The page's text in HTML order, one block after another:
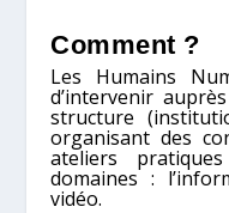
Comment ?
Les Humains
d’intervenir
structure
organisant des
ateliers
domaines :
vidéo.